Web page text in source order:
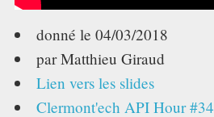
donné le04/03/2018
par Matthieu Giraud
Lien vers les slides
Clermont'ech API Hour #34